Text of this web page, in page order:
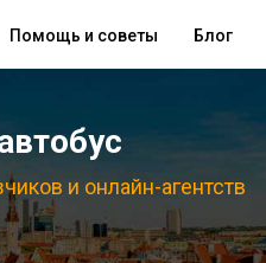
Помощь и советы Блог
и онлайн-агентств